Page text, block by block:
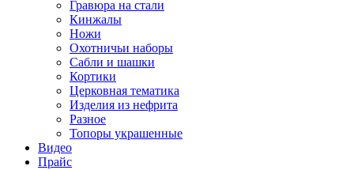
Гравюра на стали
Кинжалы
Ножи
Охотничьи наборы
Сабли и шашки
Кортики
Церковная тематика
Изделия из нефрита
Разное
Топоры украшенные
Видео
Прайс